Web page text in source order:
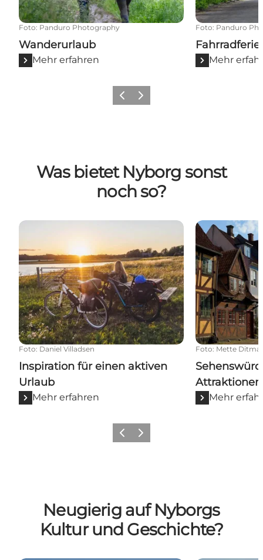
Foto: Panduro Photography
Wanderurlaub
Mehr erfahren
Foto: Panduro
Mehr
ZurückWeiter
Was bietet Nyborg sonst
noch so?
Inspiration für einen aktiven Urlaub
Foto: Daniel Villadsen
Inspiration für einen aktiven
Urlaub
Mehr erfahren
Foto: Mette
Mehr
ZurückWeiter
Neugierig auf Nyborgs
Kultur und Geschichte?